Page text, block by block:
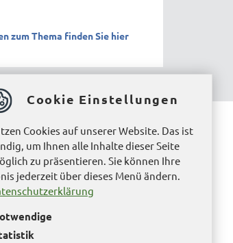
zum Thema finden Sie hier
Helmstedt
Uhr
Uhr & 15.00 Uhr bis 17.00 Uhr
Uhr & 14.00 Uhr bis 16.00
Cookie Einstellungen
Cookies auf unserer Website. Das ist
um Ihnen alle Inhalte dieser Seite
zu präsentieren. Sie können Ihre
jederzeit über dieses Menü ändern.